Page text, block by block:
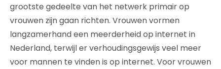
grootste gedeelte van het netwerk primair op
vrouwen zijn gaan richten. Vrouwen vormen
langzamerhand een meerderheid op internet in
Nederland, terwijl er verhoudingsgewijs veel meer
voor mannen te vinden is op internet. Voor vrouwen